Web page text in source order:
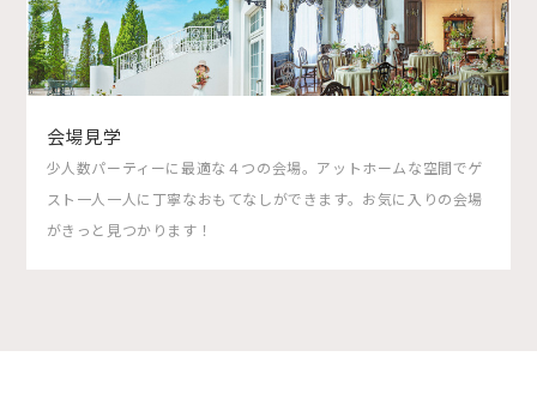
会場見学
少人数パーティーに最適な４つの会場。アットホームな空間でゲ
スト一人一人に丁寧なおもてなしができます。お気に入りの会場
がきっと見つかります！